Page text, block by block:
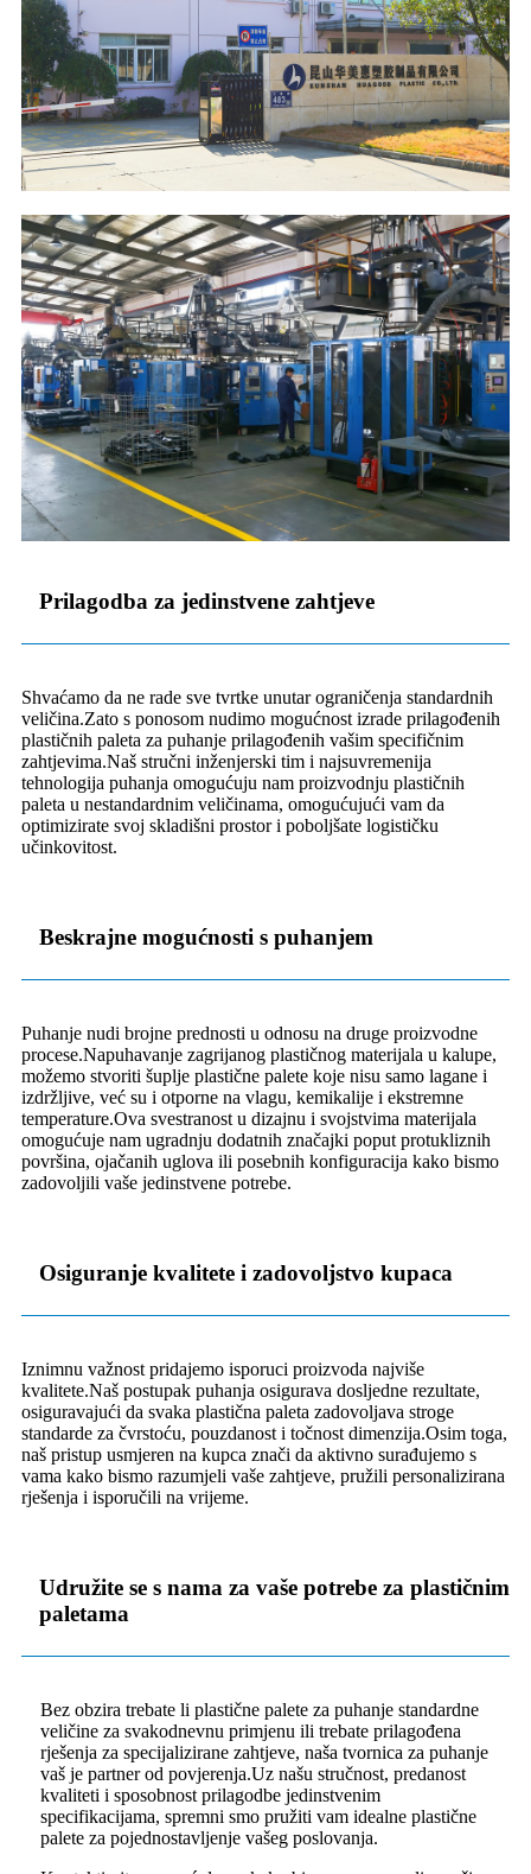
Prilagodba za jedinstvene zahtjeve
Shvaćamo da ne rade sve tvrtke unutar ograničenja standardnih
veličina.Zato s ponosom nudimo mogućnost izrade prilagođenih
plastičnih paleta za puhanje prilagođenih vašim specifičnim
zahtjevima.Naš stručni inženjerski tim i najsuvremenija
tehnologija puhanja omogućuju nam proizvodnju plastičnih
paleta u nestandardnim veličinama, omogućujući vam da
optimizirate svoj skladišni prostor i poboljšate logističku
učinkovitost.
Beskrajne mogućnosti s puhanjem
Puhanje nudi brojne prednosti u odnosu na druge proizvodne
procese.Napuhavanje zagrijanog plastičnog materijala u kalupe,
možemo stvoriti šuplje plastične palete koje nisu samo lagane i
izdržljive, već su i otporne na vlagu, kemikalije i ekstremne
temperature.Ova svestranost u dizajnu i svojstvima materijala
omogućuje nam ugradnju dodatnih značajki poput protukliznih
površina, ojačanih uglova ili posebnih konfiguracija kako bismo
zadovoljili vaše jedinstvene potrebe.
Osiguranje kvalitete i zadovoljstvo kupaca
Iznimnu važnost pridajemo isporuci proizvoda najviše
kvalitete.Naš postupak puhanja osigurava dosljedne rezultate,
osiguravajući da svaka plastična paleta zadovoljava stroge
standarde za čvrstoću, pouzdanost i točnost dimenzija.Osim toga,
naš pristup usmjeren na kupca znači da aktivno surađujemo s
vama kako bismo razumjeli vaše zahtjeve, pružili personalizirana
rješenja i isporučili na vrijeme.
Udružite se s nama za vaše potrebe za plastičnim
paletama
Bez obzira trebate li plastične palete za puhanje standardne
veličine za svakodnevnu primjenu ili trebate prilagođena
rješenja za specijalizirane zahtjeve, naša tvornica za puhanje
vaš je partner od povjerenja.Uz našu stručnost, predanost
kvaliteti i sposobnost prilagodbe jedinstvenim
specifikacijama, spremni smo pružiti vam idealne plastične
palete za pojednostavljenje vašeg poslovanja.